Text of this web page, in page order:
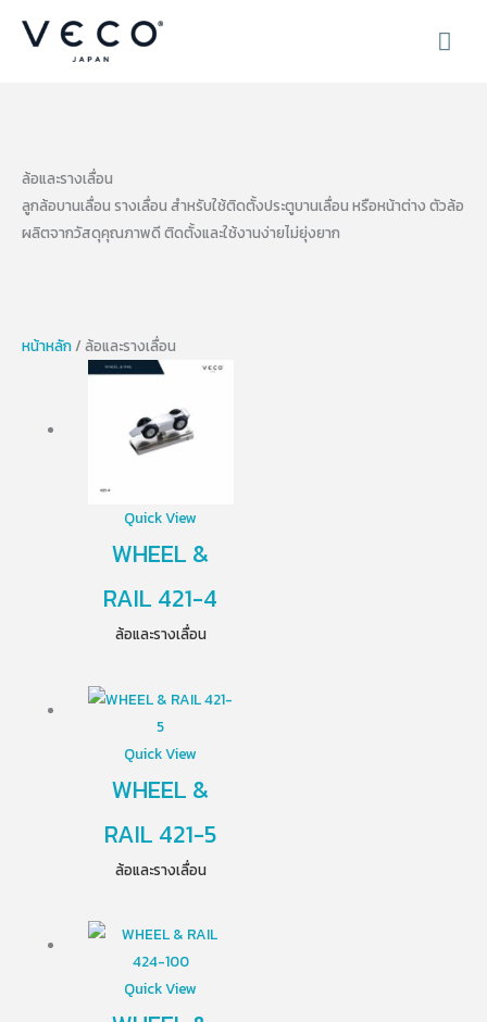
ล้อและรางเลื่อน
ลูกล้อบานเลื่อน รางเลื่อน สำหรับใช้ติดตั้งประตูบานเลื่อน หรือหน้าต่าง ตัวล้อ
ผลิตจากวัสดุคุณภาพดี ติดตั้งและใช้งานง่ายไม่ยุ่งยาก
หน้าหลัก/ ล้อและรางเลื่อน
Quick View
WHEEL &
RAIL 421-4
ล้อและรางเลื่อน
Quick View
WHEEL &
RAIL 421-5
ล้อและรางเลื่อน
Quick View